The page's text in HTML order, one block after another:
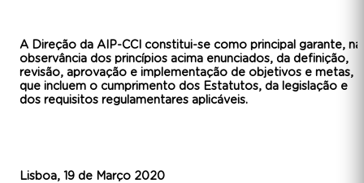
A Direção da AIP-CCI constitui-se como principal garante, na
observância dos princípios acima enunciados, da definição,
revisão, aprovação e implementação de objetivos e metas,
que incluem o cumprimento dos Estatutos, da legislação e
dos requisitos regulamentares aplicáveis.
Lisboa, 19 de Março 2020